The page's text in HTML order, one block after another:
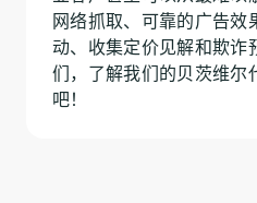
网络抓取、可靠的广告效
动、收集定价见解和欺诈
们，了解我们的贝茨维尔
吧！